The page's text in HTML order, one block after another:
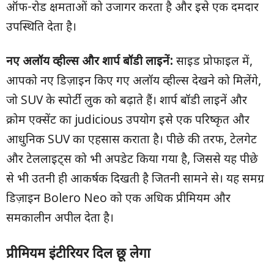
ऑफ-रोड क्षमताओं को उजागर करता है और इसे एक दमदार
उपस्थिति देता है।
नए अलॉय व्हील्स और शार्प बॉडी लाइनें: साइड प्रोफाइल में,
आपको नए डिज़ाइन किए गए अलॉय व्हील्स देखने को मिलेंगे,
जो SUV के स्पोर्टी लुक को बढ़ाते हैं। शार्प बॉडी लाइनें और
क्रोम एक्सेंट का judicious उपयोग इसे एक परिष्कृत और
आधुनिक SUV का एहसास कराता है। पीछे की तरफ, टेलगेट
और टेललाइट्स को भी अपडेट किया गया है, जिससे यह पीछे
से भी उतनी ही आकर्षक दिखती है जितनी सामने से। यह समग्र
डिज़ाइन Bolero Neo को एक अधिक प्रीमियम और
समकालीन अपील देता है।
प्रीमियम इंटीरियर दिल छू लेगा